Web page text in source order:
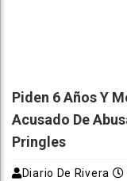
Piden 6 Años Y
Acusado De
Pringles
Diario De Rivera